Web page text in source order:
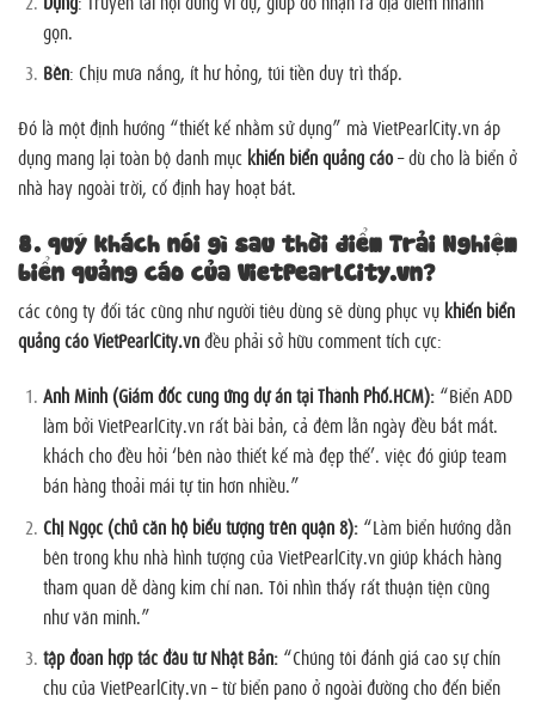
gọn.
Bền: Chịu mưa nắng, ít hư hỏng, túi tiền duy trì thấp.
Đó là một định hướng “thiết kế nhằm sử dụng” mà VietPearlCity.vn áp
dụng mang lại toàn bộ danh mục khiến biển quảng cáo– dù cho là biển ở
nhà hay ngoài trời, cố định hay hoạt bát.
8. quý khách nói gì sau thời điểm Trải Nghiệm
biển quảng cáo của VietPearlCity.vn?
các công ty đối tác cũng như người tiêu dùng sẽ dùng phục vụ khiến biển
quảng cáo VietPearlCity.vnđều phải sở hữu comment tích cực:
Anh Minh (Giám đốc cung ứng dự án tại Thành Phố.HCM):“Biển ADD
làm bởi VietPearlCity.vn rất bài bản, cả đêm lẫn ngày đều bắt mắt.
khách cho đều hỏi ‘bên nào thiết kế mà đẹp thế’. việc đó giúp team
bán hàng thoải mái tự tin hơn nhiều.”
Chị Ngọc (chủ căn hộ biểu tượng trên quận 8):“Làm biển hướng dẫn
bên trong khu nhà hình tượng của VietPearlCity.vn giúp khách hàng
tham quan dễ dàng kim chỉ nan. Tôi nhìn thấy rất thuận tiện cũng
như văn minh.”
tập đoàn hợp tác đầu tư Nhật Bản:“Chúng tôi đánh giá cao sự chỉn
chu của VietPearlCity.vn – từ biển pano ở ngoài đường cho đến biển